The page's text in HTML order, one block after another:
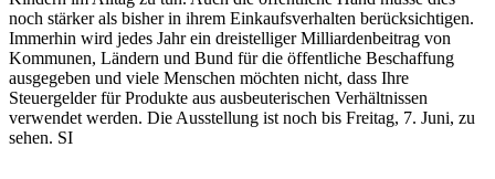
noch stärker als bisher in ihrem Einkaufsverhalten berücksichtigen.
Immerhin wird jedes Jahr ein dreistelliger Milliardenbeitrag von
Kommunen, Ländern und Bund für die öffentliche Beschaffung
ausgegeben und viele Menschen möchten nicht, dass Ihre
Steuergelder für Produkte aus ausbeuterischen Verhältnissen
verwendet werden. Die Ausstellung ist noch bis Freitag, 7. Juni, zu
sehen. SI